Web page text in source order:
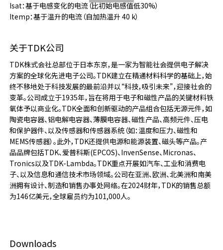
Isat：基于电感变化的电流（比初始电感值低30%）
Itemp：基于温升的电流（自加热温升 40 k）
关于TDK公司
TDK株式会社总部位于日本东京，是一家为智能社会提供电子解决
方案的全球化先进电子公司。TDK建立在精通材料科学的基础上，始
终不移地处于科技发展的最前沿并以“科技，吸引未来”，迎接社会的
变革。公司成立于1935年，旨在将用于电子和磁性产品的关键材料铁
氧体予以商业化。TDK全面和创新驱动的产品组合包括无源元件，如
陶瓷电容器、铝电解电容器、薄膜电容器、磁性产品、高频元件、压电
和保护器件、以及传感器和传感器系统（如：温度和压力、磁性和
MEMS传感器）。此外，TDK还提供电源和能源装置、磁头等产品。产
品品牌包括TDK、爱普科斯(EPCOS)、InvenSense、Micronas、
Tronics以及TDK-Lambda。TDK重点开展如汽车、工业和消费电
子、以及信息和通信技术市场领域。公司在亚洲、欧洲、北美洲和南美
洲拥有设计、制造和销售办事处网络。在2024财年，TDK的销售总额
为146亿美元，全球雇员约为101,000人。
Downloads